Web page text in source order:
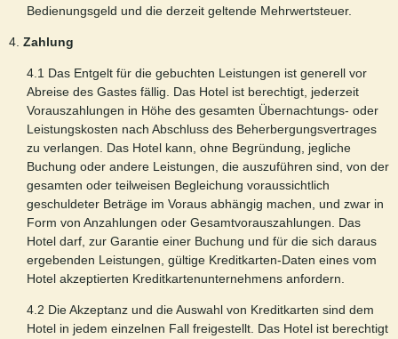
Bedienungsgeld und die derzeit geltende Mehrwertsteuer.
4. Zahlung
4.1 Das Entgelt für die gebuchten Leistungen ist generell vor
Abreise des Gastes fällig. Das Hotel ist berechtigt, jederzeit
Vorauszahlungen in Höhe des gesamten Übernachtungs- oder
Leistungskosten nach Abschluss des Beherbergungsvertrages
zu verlangen. Das Hotel kann, ohne Begründung, jegliche
Buchung oder andere Leistungen, die auszuführen sind, von der
gesamten oder teilweisen Begleichung voraussichtlich
geschuldeter Beträge im Voraus abhängig machen, und zwar in
Form von Anzahlungen oder Gesamtvorauszahlungen. Das
Hotel darf, zur Garantie einer Buchung und für die sich daraus
ergebenden Leistungen, gültige Kreditkarten-Daten eines vom
Hotel akzeptierten Kreditkartenunternehmens anfordern.
4.2 Die Akzeptanz und die Auswahl von Kreditkarten sind dem
Hotel in jedem einzelnen Fall freigestellt. Das Hotel ist berechtigt